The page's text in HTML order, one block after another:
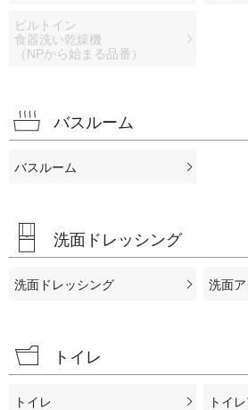
ビルトイン
食器洗い乾燥機
（NPから始まる品番）
バスルーム
バスルーム
洗面ドレッシング
洗面ドレッシング 洗面
トイレ
トイレ トイ